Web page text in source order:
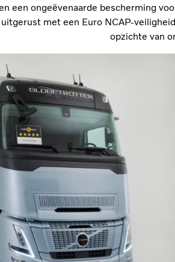
een ongeëvenaarde bescherming
met een Euro NCAP-
opzichte van